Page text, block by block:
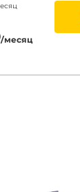
/месяц